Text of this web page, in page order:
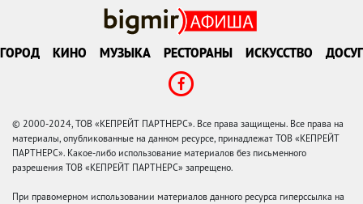
ГОРОД КИНО МУЗЫКА РЕСТОРАНЫ ИСКУССТВО ДОСУГ
© 2000-2024, ТОВ «КЕПРЕЙТ ПАРТНЕРС». Все права защищены. Все права на
материалы, опубликованные на данном ресурсе, принадлежат ТОВ «КЕПРЕЙТ
ПАРТНЕРС». Какое-либо использование материалов без письменного
разрешения ТОВ «КЕПРЕЙТ ПАРТНЕРС» запрещено.
При правомерном использовании материалов данного ресурса гиперссылка на